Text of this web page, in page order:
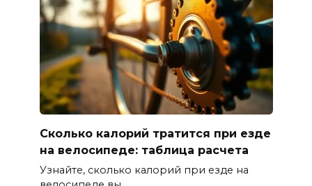
Сколько калорий тратится при езде
на велосипеде: таблица расчета
Узнайте, сколько калорий при езде на